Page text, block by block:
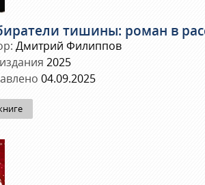
тишины: роман в
Дмитрий Филиппов
2025
04.09.2025